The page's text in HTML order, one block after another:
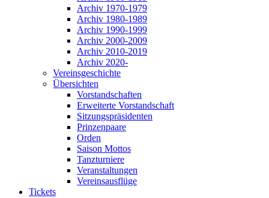
Archiv 1970-1979
Archiv 1980-1989
Archiv 1990-1999
Archiv 2000-2009
Archiv 2010-2019
Archiv 2020-
Vereinsgeschichte
Übersichten
Vorstandschaften
Erweiterte Vorstandschaft
Sitzungspräsidenten
Prinzenpaare
Orden
Saison Mottos
Tanzturniere
Veranstaltungen
Vereinsausflüge
Tickets